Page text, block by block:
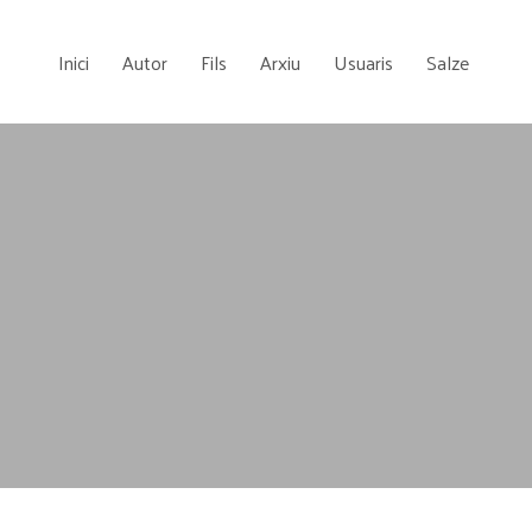
Inici Autor Fils Arxiu Usuaris Salze